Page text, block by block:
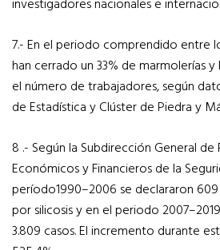
investigadores nacionales e
7.- En el periodo comprendido entre
han cerrado un 33% de marmolerías
el número de trabajadores, según
de Estadística y Clúster de Piedra y
8 .- Según la Subdirección General de
Económicos y Financieros de la
período1990–2006 se declararon
por silicosis y en el periodo
3.809 casos. El incremento durante